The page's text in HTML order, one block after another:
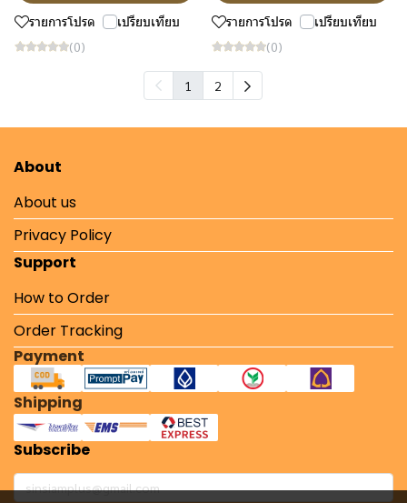
รายการโปรด เปรียบเทียบ
(0)
รายการโปรด เปรียบเทียบ
(0)
1 2
About
About us
Privacy Policy
Support
How to Order
Order Tracking
Payment
Shipping
Subscribe